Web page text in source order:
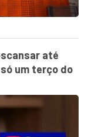
até
um terço do